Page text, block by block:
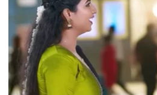
Image Credit :X/Girish__28
காவ்யா
வைரல்